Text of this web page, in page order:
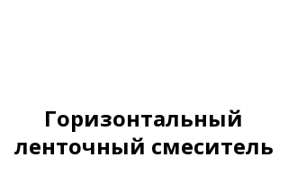
Горизонтальный
ленточный смеситель